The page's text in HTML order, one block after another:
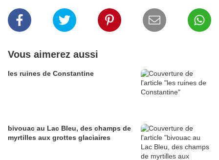
Vous aimerez aussi
les ruines de Constantine
bivouac au Lac Bleu, des champs de
myrtilles aux grottes glaciaires